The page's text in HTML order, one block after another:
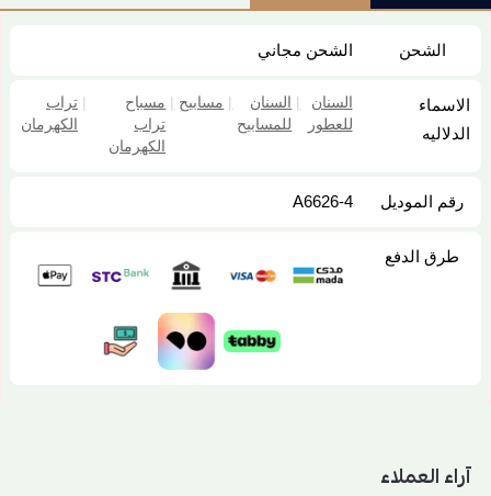
الشحن الشحن مجاني
الاسماء
الدلاليه
السنان
للعطور
| السنان
للمسابيح
| مسابيح | مسباح
تراب
الكهرمان
| تراب
الكهرمان
رقم الموديل A6626-4
طرق الدفع
آراء العملاء